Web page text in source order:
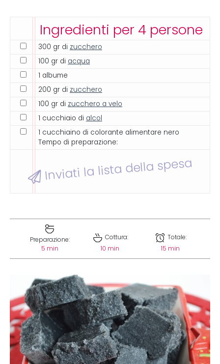
Ingredienti per 4 persone
300 gr di zucchero
100 gr di acqua
1 albume
200 gr di zucchero
100 gr di zucchero a velo
1 cucchiaio di alcol
1 cucchiaino di colorante alimentare nero
Tempo di preparazione:
Inviati la lista della spesa
Preparazione:
5 min
Cottura:
10 min
Totale:
15 min